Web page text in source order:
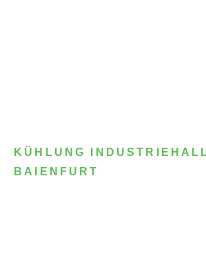
KÜHLUNG
BAIENFURT